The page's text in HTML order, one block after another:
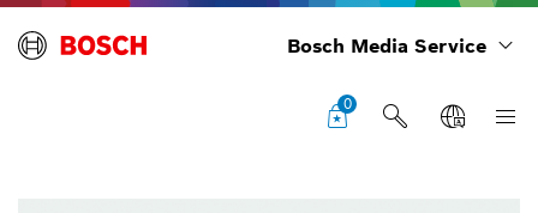
Bosch Media Service
0